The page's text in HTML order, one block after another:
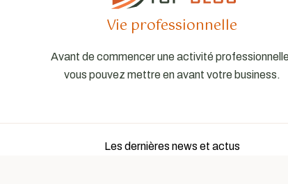
Vie professionnelle
Avant de commencer une activité
vous pouvez mettre en avant votre business.
Les dernières news et actus